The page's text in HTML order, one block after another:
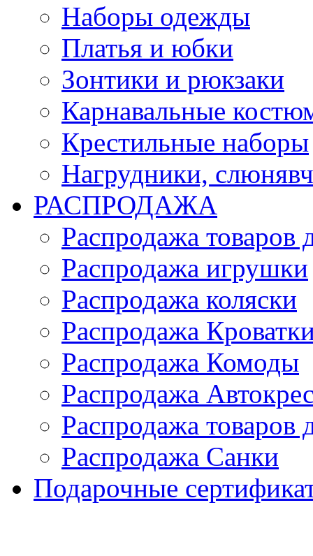
Наборы одежды
Платья и юбки
Зонтики и рюкзаки
Карнавальные
Крестильные наборы
Нагрудники,
РАСПРОДАЖА
Распродажа товаров
Распродажа игрушки
Распродажа коляски
Распродажа
Распродажа Комоды
Распродажа
Распродажа
Распродажа Санки
Подарочные